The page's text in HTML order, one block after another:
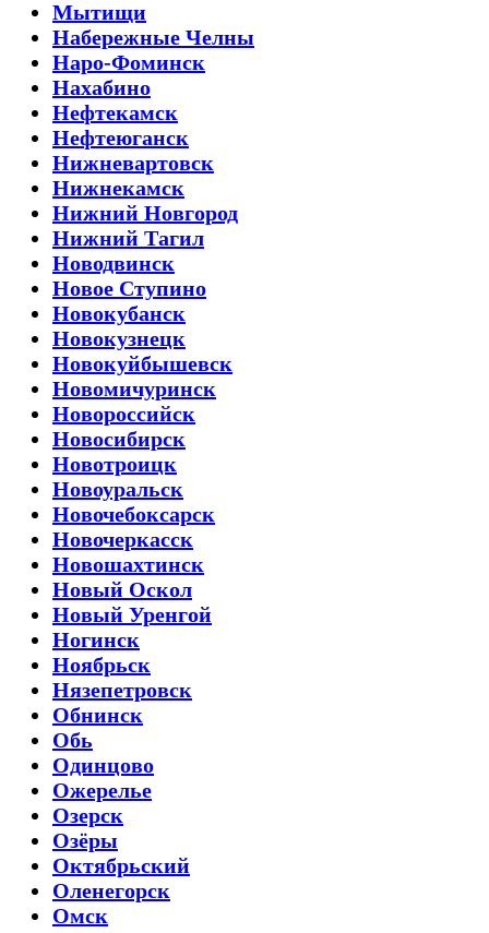
Мытищи
Набережные Челны
Наро-Фоминск
Нахабино
Нефтекамск
Нефтеюганск
Нижневартовск
Нижнекамск
Нижний Новгород
Нижний Тагил
Новодвинск
Новое Ступино
Новокубанск
Новокузнецк
Новокуйбышевск
Новомичуринск
Новороссийск
Новосибирск
Новотроицк
Новоуральск
Новочебоксарск
Новочеркасск
Новошахтинск
Новый Оскол
Новый Уренгой
Ногинск
Ноябрьск
Нязепетровск
Обнинск
Обь
Одинцово
Ожерелье
Озерск
Озёры
Октябрьский
Оленегорск
Омск